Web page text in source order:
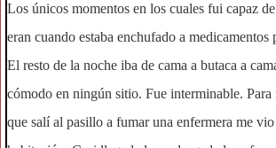
Los únicos momentos en los cuales fui capaz
eran cuando estaba enchufado a medicamentos
El resto de la noche iba de cama a butaca a
cómodo en ningún sitio. Fue interminable.
que salí al pasillo a fumar una enfermera me